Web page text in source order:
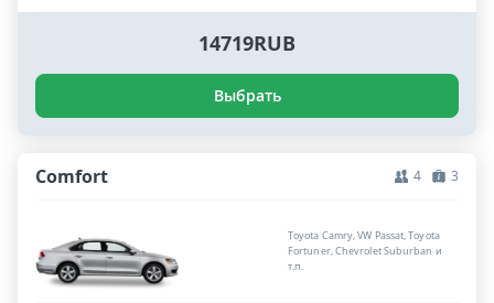
14719RUB
Выбрать
Comfort 4 3
Toyota Camry, VW Passat, Toyota
Fortuner, Chevrolet Suburban и
т.п.